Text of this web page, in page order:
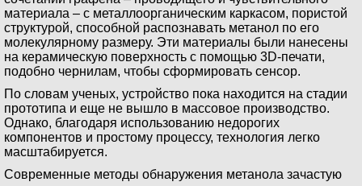
материала – с металлоорганическим каркасом, пористой
структурой, способной распознавать метанол по его
молекулярному размеру. Эти материалы были нанесены
на керамическую поверхность с помощью 3D-печати,
подобно чернилам, чтобы сформировать сенсор.
По словам ученых, устройство пока находится на стадии
прототипа и еще не вышло в массовое производство.
Однако, благодаря использованию недорогих
компонентов и простому процессу, технология легко
масштабируется.
Современные методы обнаружения метанола зачастую